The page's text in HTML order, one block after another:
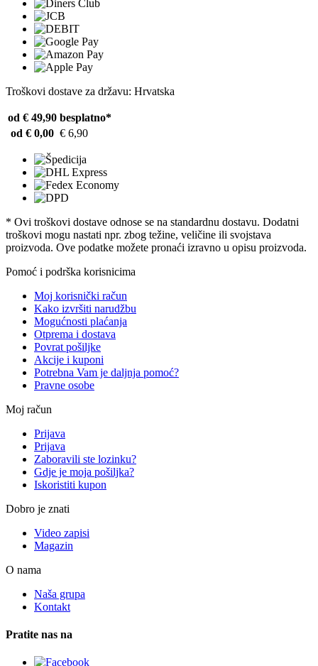
Troškovi dostave za državu: Hrvatska
od € 49,90 besplatno*
od € 0,00 € 6,90
* Ovi troškovi dostave odnose se na standardnu ​​dostavu. Dodatni
troškovi mogu nastati npr. zbog težine, veličine ili svojstava
proizvoda. Ove podatke možete pronaći izravno u opisu proizvoda.
Pomoć i podrška korisnicima
Moj korisnički račun
Kako izvršiti narudžbu
Mogućnosti plaćanja
Otprema i dostava
Povrat pošiljke
Akcije i kuponi
Potrebna Vam je daljnja pomoć?
Pravne osobe
Moj račun
Prijava
Prijava
Zaboravili ste lozinku?
Gdje je moja pošiljka?
Iskoristiti kupon
Dobro je znati
Video zapisi
Magazin
O nama
Naša grupa
Kontakt
Pratite nas na